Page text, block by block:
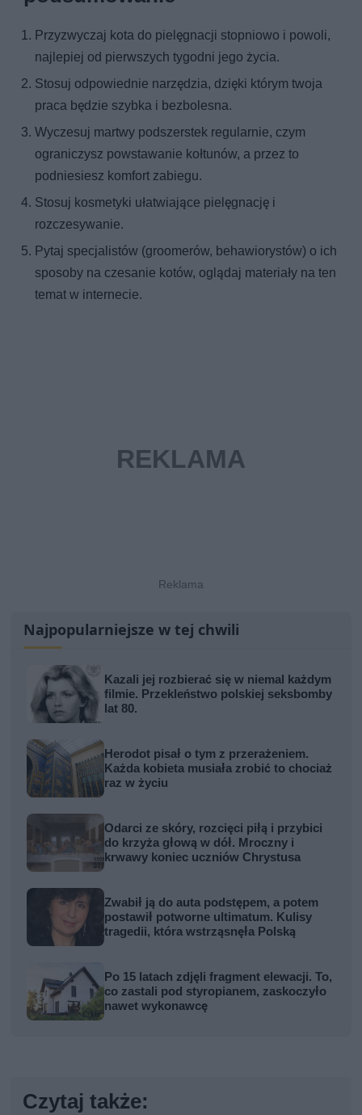
Przyzwyczaj kota do pielęgnacji stopniowo i powoli,
najlepiej od pierwszych tygodni jego życia.
Stosuj odpowiednie narzędzia, dzięki którym twoja
praca będzie szybka i bezbolesna.
Wyczesuj martwy podszerstek regularnie, czym
ograniczysz powstawanie kołtunów, a przez to
podniesiesz komfort zabiegu.
Stosuj kosmetyki ułatwiające pielęgnację i
rozczesywanie.
Pytaj specjalistów (groomerów, behawiorystów) o ich
sposoby na czesanie kotów, oglądaj materiały na ten
temat w internecie.
Najpopularniejsze w tej chwili
Kazali jej rozbierać się w niemal każdym
filmie. Przekleństwo polskiej seksbomby
lat 80.
Herodot pisał o tym z przerażeniem.
Każda kobieta musiała zrobić to chociaż
raz w życiu
Odarci ze skóry, rozcięci piłą i przybici
do krzyża głową w dół. Mroczny i
krwawy koniec uczniów Chrystusa
Zwabił ją do auta podstępem, a potem
postawił potworne ultimatum. Kulisy
tragedii, która wstrząsnęła Polską
Po 15 latach zdjęli fragment elewacji. To,
co zastali pod styropianem, zaskoczyło
nawet wykonawcę
Czytaj także: